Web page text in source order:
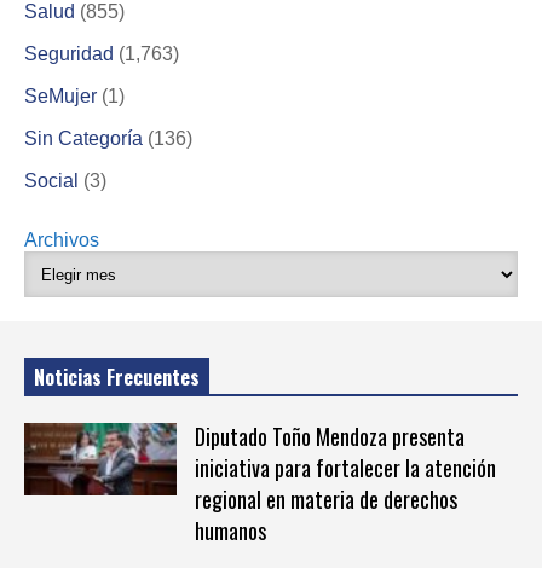
Salud (855)
Seguridad (1,763)
SeMujer (1)
Sin Categoría (136)
Social (3)
Archivos
Noticias Frecuentes
Diputado Toño Mendoza presenta
iniciativa para fortalecer la atención
regional en materia de derechos
humanos